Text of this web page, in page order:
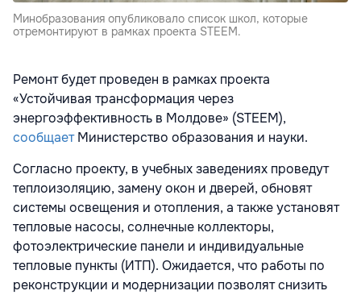
Минобразования опубликовало список школ, которые
отремонтируют в рамках проекта STEEM.
Ремонт будет проведен в рамках проекта
«Устойчивая трансформация через
энергоэффективность в Молдове» (STEEM),
сообщаетМинистерство образования и науки.
Согласно проекту, в учебных заведениях проведут
теплоизоляцию, замену окон и дверей, обновят
системы освещения и отопления, а также установят
тепловые насосы, солнечные коллекторы,
фотоэлектрические панели и индивидуальные
тепловые пункты (ИТП). Ожидается, что работы по
реконструкции и модернизации позволят снизить